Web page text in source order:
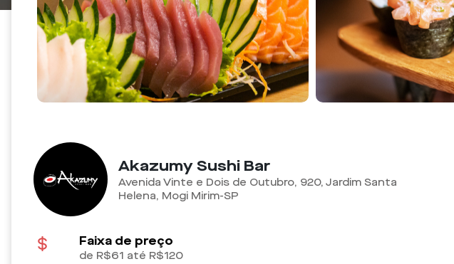
Akazumy Sushi Bar
Avenida Vinte e Dois de Outubro, 920, Jardim Santa
Helena, Mogi Mirim-SP
Faixa de preço
de R$61 até R$120